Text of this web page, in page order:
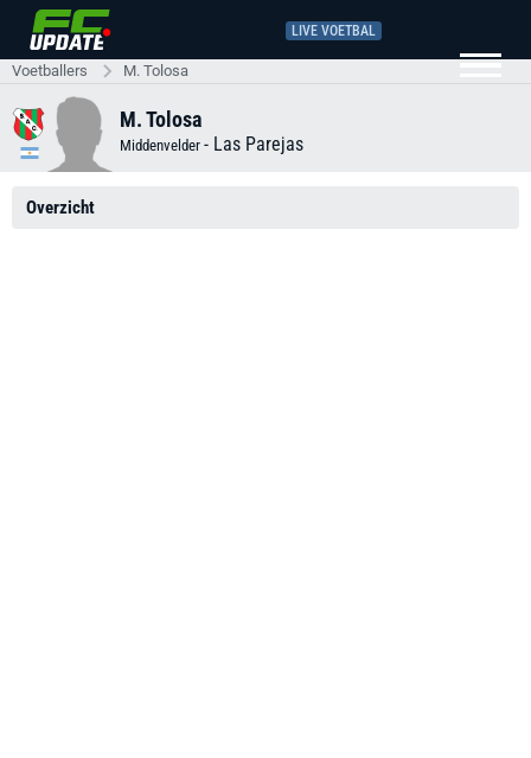
LIVE VOETBAL
Voetballers M. Tolosa
M. Tolosa
Middenvelder - Las Parejas
Overzicht